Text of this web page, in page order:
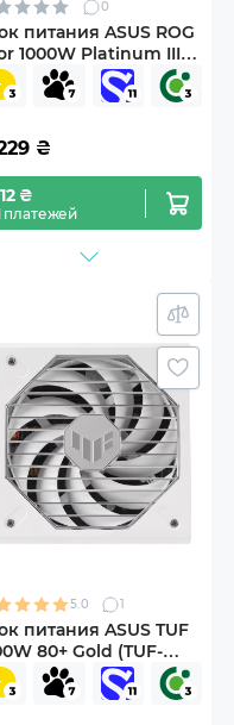
0
питания ASUS ROG
1000W Platinum III
Equalizer
B0NA00)
₴
₴
платежей
5.0 1
питания ASUS TUF
80+ Gold (TUF-
1000G-WHITE)